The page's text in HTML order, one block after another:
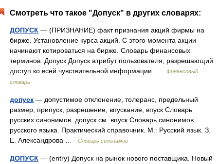
Смотреть что такое "Допуск" в других словарях:
ДОПУСК — (ПРИЗНАНИЕ) факт признания акций фирмы на
бирже. Установление курса акций. С этого момента акции
начинают котироваться на бирже. Словарь финансовых
терминов. Допуск Допуск атрибут пользователя, разрешающий
доступ ко всей чувствительной информации …
Финансовый
словарь
допуск — допустимое отклонение, толеранс, предельный
размер, припуск; разрешение, впускание, впуск Словарь
русских синонимов. допуск см. впуск Словарь синонимов
русского языка. Практический справочник. М.: Русский язык. З.
Е. Александрова …
Словарь синонимов
ДОПУСК — (entry) Допуск на рынок нового поставщика. Новый